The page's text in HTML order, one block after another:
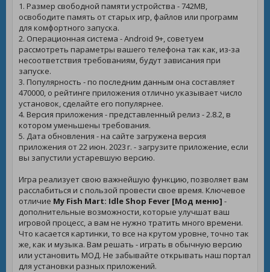
1. Размер свободной памяти устройства - 742MB,
освободите память от старых игр, файлов или программ
для комфортного запуска.
2. Операционная система - Android 9+, советуем
рассмотреть параметры вашего телефона так как, из-за
несоответствия требованиям, будут зависания при
запуске.
3. Популярность - по последним данным она составляет
470000, о рейтинге приложения отлично указывает число
установок, сделайте его популярнее.
4. Версия приложения - представленный релиз - 2.8.2, в
котором уменьшены требования.
5. Дата обновления - на сайте загружена версия
приложения от 22 июн. 2023 г. - загрузите приложение, если
вы запустили устаревшую версию.
Игра реализует свою важнейшую функцию, позволяет вам
расслабиться и с пользой провести свое время. Ключевое
отличие My Fish Mart: Idle Shop Fever [Мод меню] -
дополнительные возможности, которые улучшат ваш
игровой процесс, а вам не нужно тратить много времени.
Что касается картинки, то все на крутом уровне, точно так
же, как и музыка. Вам решать - играть в обычную версию
или установить МОД. Не забывайте открывать наш портал
для установки разных приложений.